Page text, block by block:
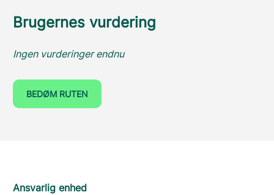
Brugernes vurdering
Ingen vurderinger endnu
BEDØM RUTEN
Ansvarlig enhed